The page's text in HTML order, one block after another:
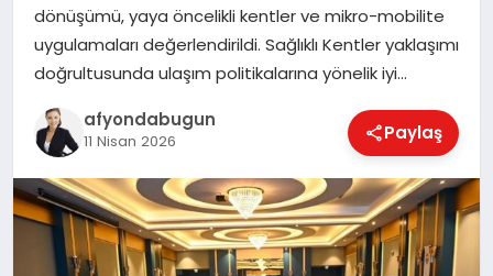
SAĞLIK
SPOR
YAŞAM
dönüşümü, yaya öncelikli kentler ve mikro-mobilite
uygulamaları değerlendirildi. Sağlıklı Kentler yaklaşımı
doğrultusunda ulaşım politikalarına yönelik iyi…
afyondabugun
11 Nisan 2026 Paylaş